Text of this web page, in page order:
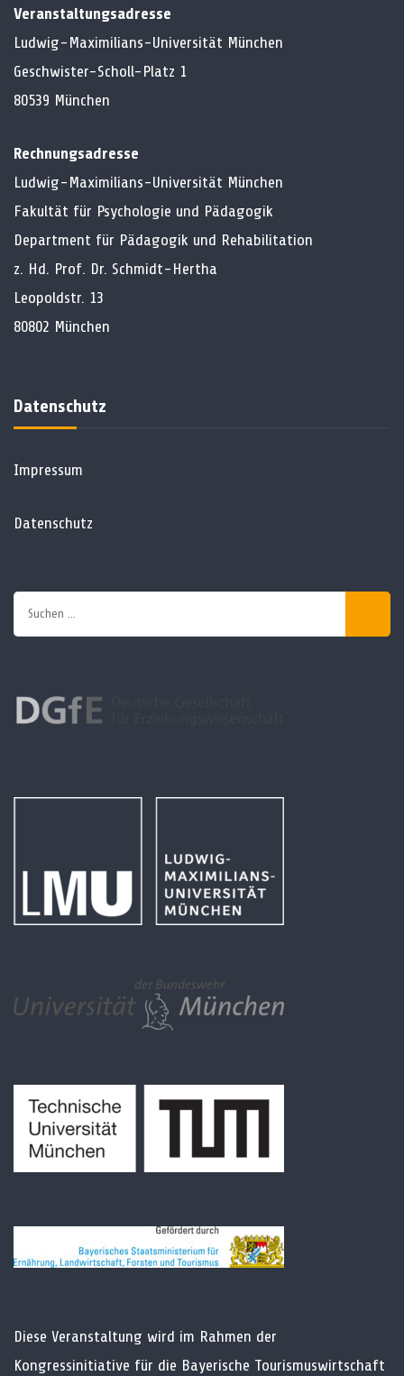
Veranstaltungsadresse
Ludwig-Maximilians-Universität München
Geschwister-Scholl-Platz 1
80539 München
Rechnungsadresse
Ludwig-Maximilians-Universität München
Fakultät für Psychologie und Pädagogik
Department für Pädagogik und Rehabilitation
z. Hd. Prof. Dr. Schmidt-Hertha
Leopoldstr. 13
80802 München
Datenschutz
Impressum
Datenschutz
Suchen
nach:
Diese Veranstaltung wird im Rahmen der
Kongressinitiative für die Bayerische Tourismuswirtschaft